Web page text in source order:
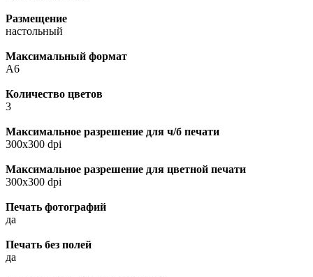
Размещение
настольный
Максимальный формат
A6
Количество цветов
3
Максимальное разрешение для ч/б печати
300x300 dpi
Максимальное разрешение для цветной печати
300x300 dpi
Печать фотографий
да
Печать без полей
да